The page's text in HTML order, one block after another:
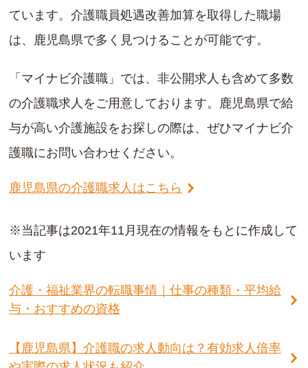
ています。介護職員処遇改善加算を取得した職場
は、鹿児島県で多く見つけることが可能です。
「マイナビ介護職」では、非公開求人も含めて多数
の介護職求人をご用意しております。鹿児島県で給
与が高い介護施設をお探しの際は、ぜひマイナビ介
護職にお問い合わせください。
鹿児島県の介護職求人はこちら
※当記事は2021年11月現在の情報をもとに作成して
います
介護・福祉業界の転職事情｜仕事の種類・平均給
与・おすすめの資格
【鹿児島県】介護職の求人動向は？有効求人倍率